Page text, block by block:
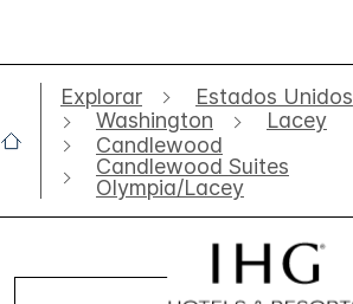
Explorar
Estados Unidos
Washington
Lacey
Candlewood
Candlewood Suites
Olympia/Lacey